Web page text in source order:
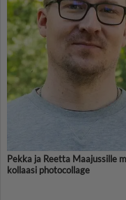
Pekka ja Reetta Maajussille
kollaasi photocollage